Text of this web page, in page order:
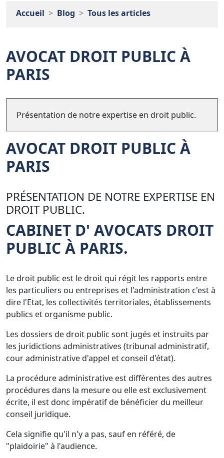
Accueil Blog Tous les articles
AVOCAT DROIT PUBLIC À
PARIS
Présentation de notre expertise en droit public.
AVOCAT DROIT PUBLIC À
PARIS
PRÉSENTATION DE NOTRE EXPERTISE EN
DROIT PUBLIC.
CABINET D' AVOCATS DROIT
PUBLIC À PARIS.
Le droit public est le droit qui régit les rapports entre
les particuliers ou entreprises et l'administration c'est à
dire l'Etat, les collectivités territoriales, établissements
publics et organisme public.
Les dossiers de droit public sont jugés et instruits par
les juridictions administratives (tribunal administratif,
cour administrative d'appel et conseil d'état).
La procédure administrative est différentes des autres
procédures dans la mesure ou elle est exclusivement
écrite, il est donc impératif de bénéficier du meilleur
conseil juridique.
Cela signifie qu'il n'y a pas, sauf en référé, de
"plaidoirie" à l'audience.